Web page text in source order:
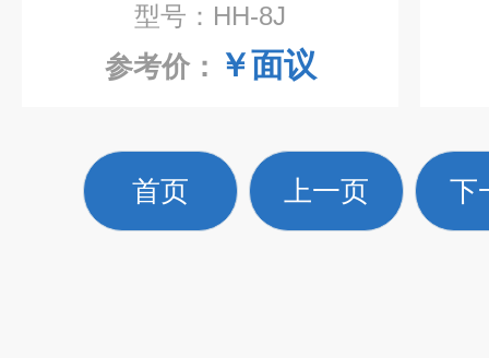
型号：HH-8J
参考价： ￥面议
首页 上一页 下